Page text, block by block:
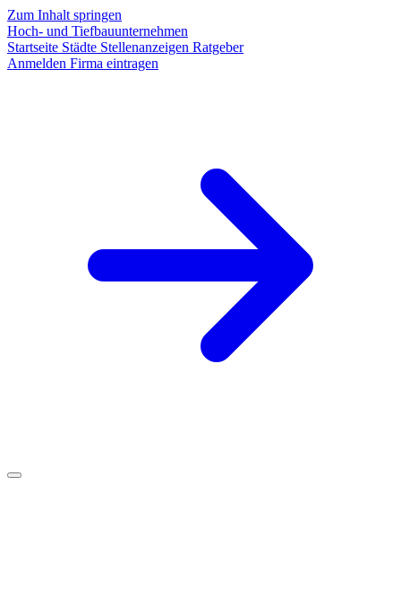
Zum Inhalt springen
Hoch- und Tiefbauunternehmen
Startseite Städte Stellenanzeigen Ratgeber
Anmelden Firma eintragen